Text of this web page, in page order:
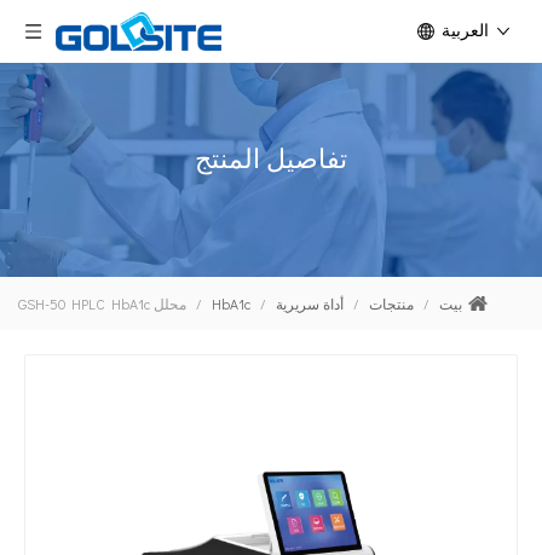
العربية
تفاصيل المنتج
بيت / منتجات / أداة سريرية /
HbA1c
/ محلل GSH-50 HPLC HbA1c